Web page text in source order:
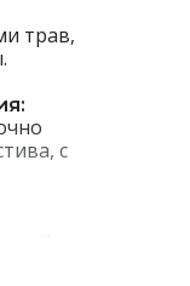
трав,
с